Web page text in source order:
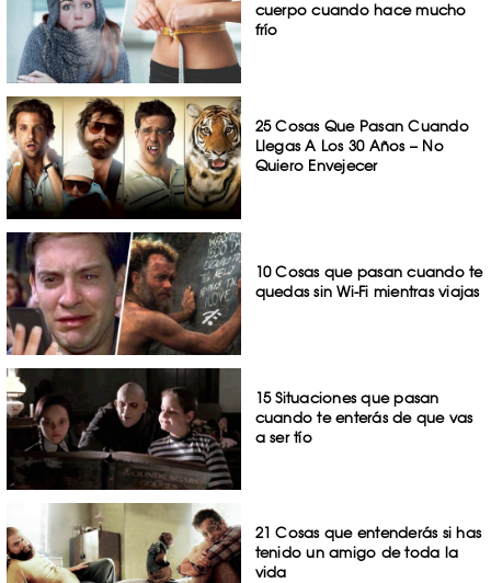
cuerpo cuando hace mucho
frío
25 Cosas Que Pasan Cuando
Llegas A Los 30 Años – No
Quiero Envejecer
10 Cosas que pasan cuando te
quedas sin Wi-Fi mientras viajas
15 Situaciones que pasan
cuando te enterás de que vas
a ser tío
21 Cosas que entenderás si has
tenido un amigo de toda la
vida